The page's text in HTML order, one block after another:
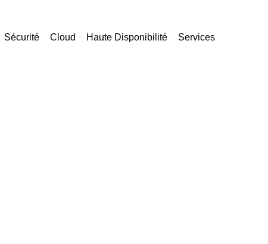
Sécurité Cloud Haute Disponibilité Services